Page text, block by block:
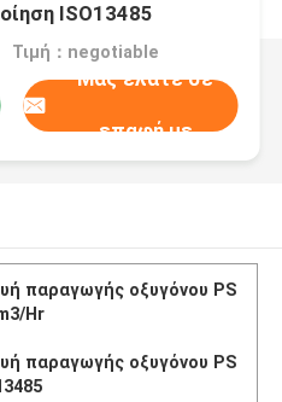
ISO13485
Τιμή：negotiable
Μας ελάτε σε
επαφή με
παραγωγής οξυγόνου PS
Hr
παραγωγής οξυγόνου PS